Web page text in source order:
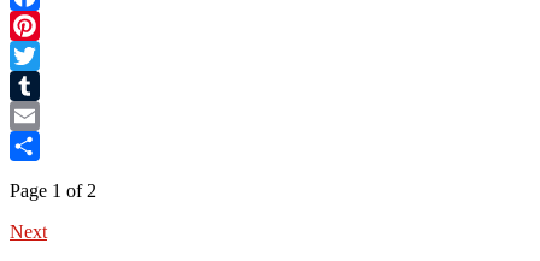
Facebook
Pinterest
Twitter
Tumblr
Email
Page 1 of 2
Next